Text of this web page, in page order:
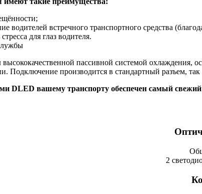
водителей встречного транспортного средства
для глаз водителя.
пассивной системой охлаждения,
Подключение производится в стандартный разъем,
DLED вашему транспорту обеспечен самый
2